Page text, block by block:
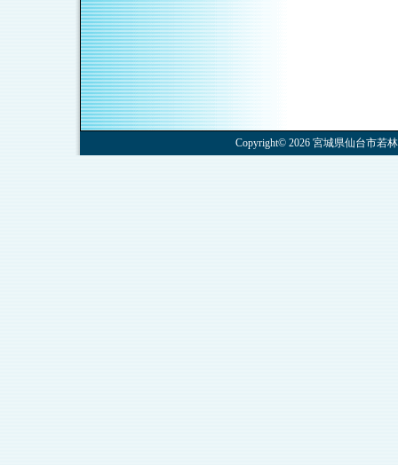
Copyright© 2026 宮城県仙台市若